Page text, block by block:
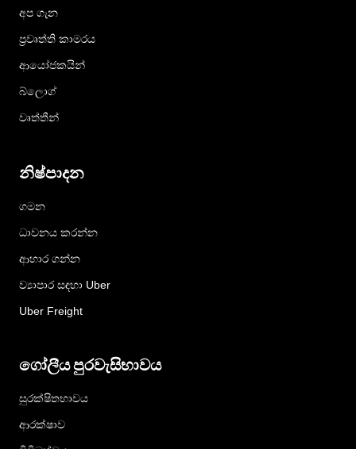
අප ගැන
ප්‍රවෘත්ති කාමරය
ආයෝජකයින්
බ්ලොග්
වෘත්තීන්
නිෂ්පාදන
ගමන
ධාවනය කරන්න
ආහාර ගන්න
ව්‍යාපාර සඳහා Uber
Uber Freight
ගෝලීය පුරවැසිභාවය
සුරක්ෂිතභාවය
ආරක්ෂාව